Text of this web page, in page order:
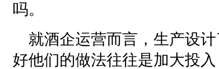
吗。
就酒企运营而言，生产设
好他们的做法往往是加大投